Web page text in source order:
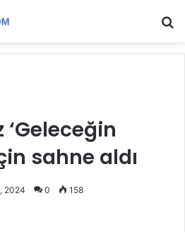
‘Geleceğin
sahne aldı
2024 0 158